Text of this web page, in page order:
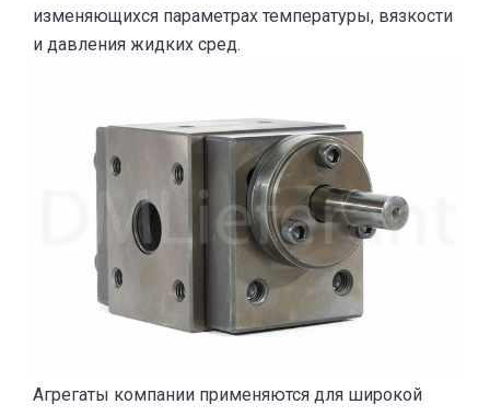
изменяющихся параметрах температуры, вязкости
и давления жидких сред.
Агрегаты компании применяются для широкой